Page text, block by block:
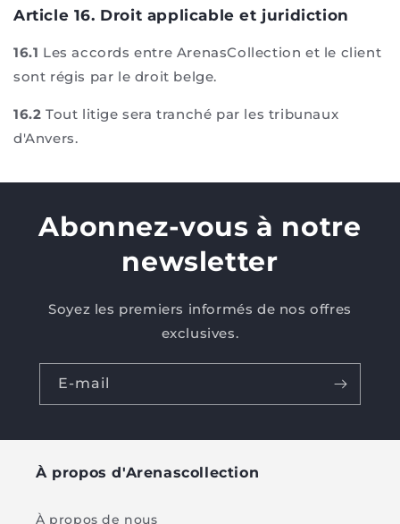
Article 16. Droit applicable et juridiction
16.1 Les accords entre ArenasCollection et le client
sont régis par le droit belge.
16.2 Tout litige sera tranché par les tribunaux
d'Anvers.
Abonnez-vous à notre
newsletter
Soyez les premiers informés de nos offres
exclusives.
E-mail
À propos d'Arenascollection
À propos de nous